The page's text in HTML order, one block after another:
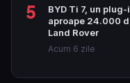
5
BYD Ti 7, un
aproape 24.000
Land Rover
Acum 6 zile